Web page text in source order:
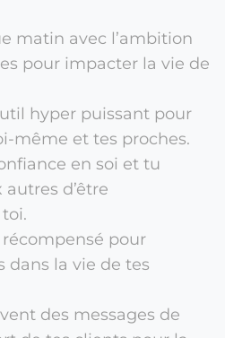
matin avec l’ambition
pour impacter la vie de
hyper puissant pour
même et tes proches.
en soi et tu
d’être
pour
dans la vie de tes
des messages de